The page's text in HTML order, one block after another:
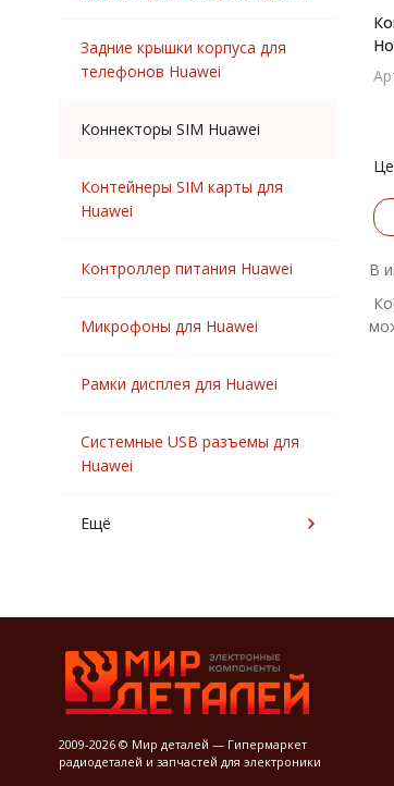
P
В
Задние крышки корпуса для
телефонов Huawei
Коннекторы SIM Huawei
Контейнеры SIM карты для
Huawei
Контроллер питания Huawei
Микрофоны для Huawei
Рамки дисплея для Huawei
Системные USB разъемы для
Huawei
Ещё
2009-2026 © Мир деталей — Гипермаркет
радиодеталей и запчастей для электроники